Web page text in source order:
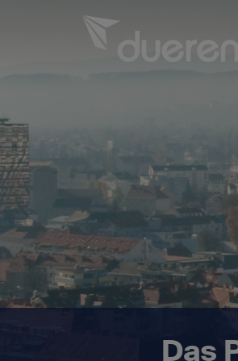
Für SAP-Fachkräfte
Für SAP-
Über duerenhoff
Karriere bei uns
Das